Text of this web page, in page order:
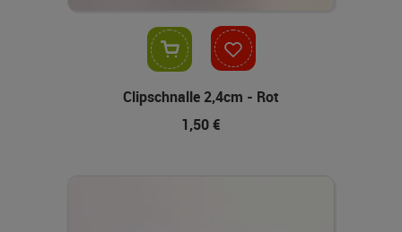
Clipschnalle 2,4cm - Rot
1,50 €